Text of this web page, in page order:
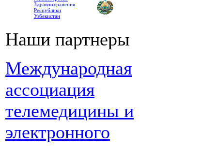
Здравоохранения
Республики
Узбекистан
Наши партнеры
Международная
ассоциация
телемедицины и
электронного